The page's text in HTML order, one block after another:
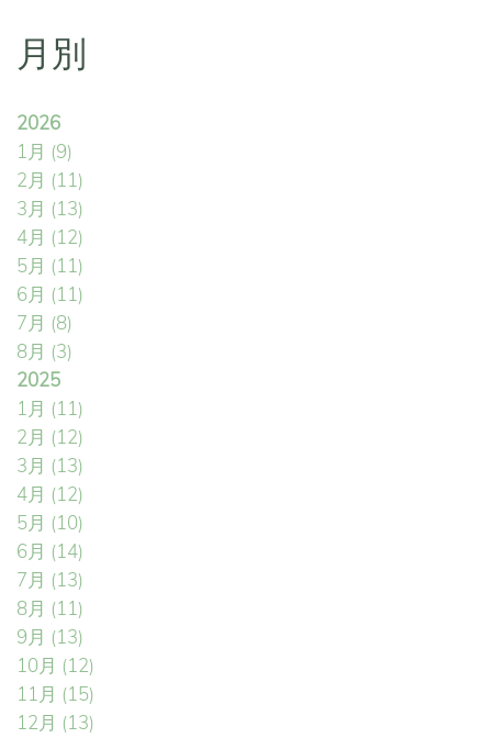
月別
2026
1月 (9)
2月 (11)
3月 (13)
4月 (12)
5月 (11)
6月 (11)
7月 (8)
8月 (3)
2025
1月 (11)
2月 (12)
3月 (13)
4月 (12)
5月 (10)
6月 (14)
7月 (13)
8月 (11)
9月 (13)
10月 (12)
11月 (15)
12月 (13)